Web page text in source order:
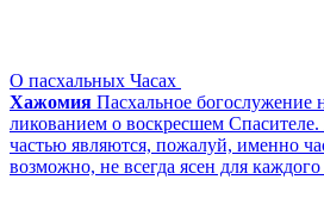
О пасхальных Часах
Хажомия Пасхальное богослужение
ликованием о воскресшем
частью являются, пожалуй, именно
возможно, не всегда ясен для каждого